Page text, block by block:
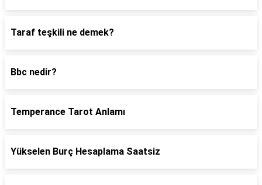
Taraf teşkili ne demek?
Bbc nedir?
Temperance Tarot Anlamı
Yükselen Burç Hesaplama Saatsiz